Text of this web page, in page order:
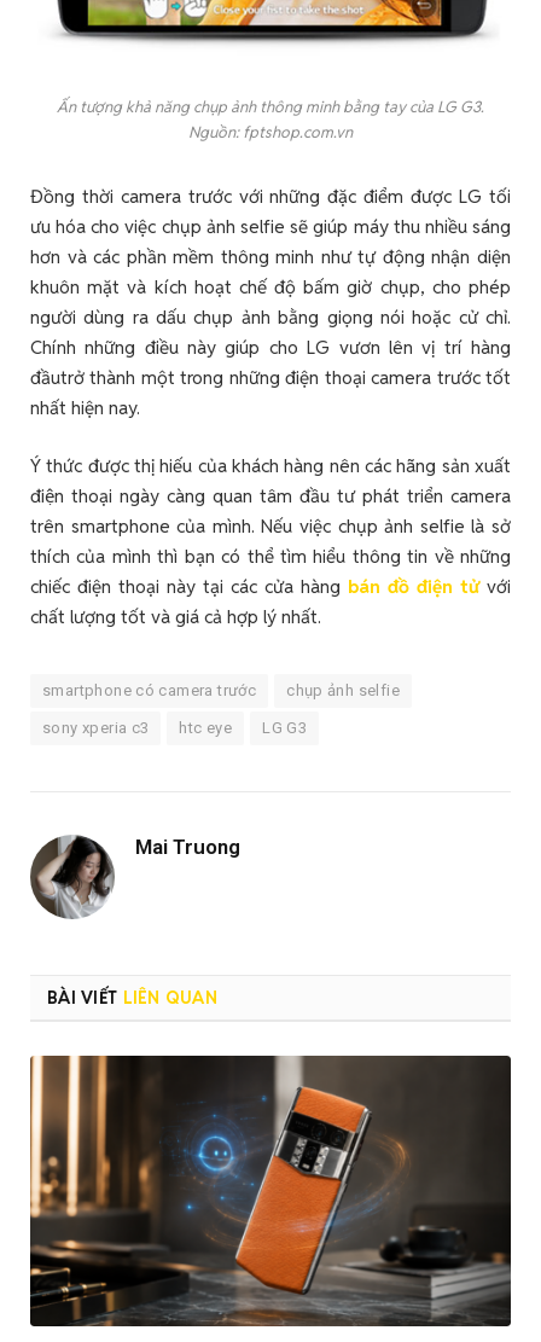
Ấn tượng khả năng chụp ảnh thông minh bằng tay của LG G3.
Nguồn: fptshop.com.vn
Đồng thời camera trước với những đặc điểm được LG tối
ưu hóa cho việc chụp ảnh selfie sẽ giúp máy thu nhiều sáng
hơn và các phần mềm thông minh như tự động nhận diện
khuôn mặt và kích hoạt chế độ bấm giờ chụp, cho phép
người dùng ra dấu chụp ảnh bằng giọng nói hoặc cử chỉ.
Chính những điều này giúp cho LG vươn lên vị trí hàng
đầutrở thành một trong những điện thoại camera trước tốt
nhất hiện nay.
Ý thức được thị hiếu của khách hàng nên các hãng sản xuất
điện thoại ngày càng quan tâm đầu tư phát triển camera
trên smartphone của mình. Nếu việc chụp ảnh selfie là sở
thích của mình thì bạn có thể tìm hiểu thông tin về những
chiếc điện thoại này tại các cửa hàng bán đồ điện tửvới
chất lượng tốt và giá cả hợp lý nhất.
smartphone có camera trước chụp ảnh selfie
sony xperia c3 htc eye LG G3
Mai Truong
BÀI VIẾT LIÊN QUAN